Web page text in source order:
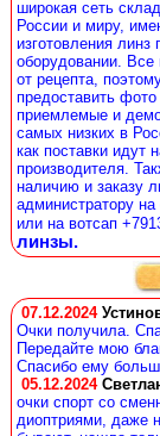
широкая сеть
России и миру,
изготовления линз
оборудовании. Все
от рецепта,
предоставить
приемлемые и
самых низких в
как поставки идут
производителя.
наличию и заказу
администратору
или на вотсап
линзы.
07.12.2024
Очки получила.
Передайте мою
Спасибо ему
05.12.2024
очки спорт со
диоптриями, даже